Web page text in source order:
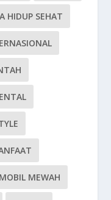
HIDUP SEHAT
MOBIL MEWAH